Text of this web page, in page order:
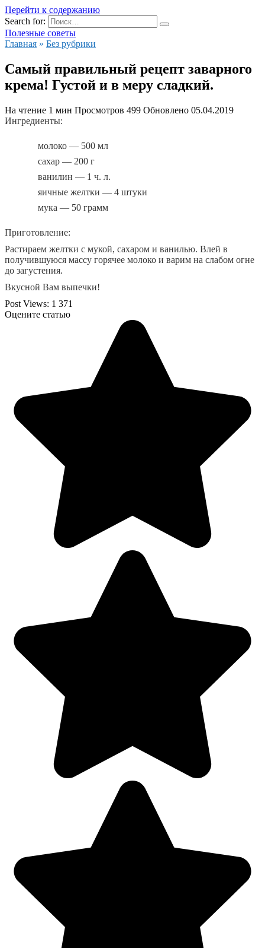
Перейти к содержанию
Search for:
Полезные советы
Главная » Без рубрики
Самый правильный рецепт заварного
крема! Густой и в меру сладкий.
На чтение 1 мин Просмотров 499 Обновлено 05.04.2019
Ингредиенты:
молоко — 500 мл
сахар — 200 г
ванилин — 1 ч. л.
яичные желтки — 4 штуки
мука — 50 грамм
Приготовление:
Растираем желтки с мукой, сахаром и ванилью. Влей в
получившуюся массу горячее молоко и варим на слабом огне
до загустения.
Вкусной Вам выпечки!
Post Views: 1 371
Оцените статью